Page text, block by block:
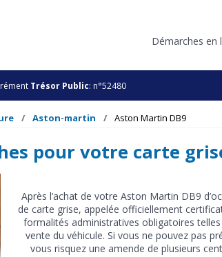
Démarches en
Trésor Public: n°52480
Aston-martin Aston Martin DB9
pour votre carte
Après l’achat de votre Aston Martin DB9
de carte grise, appelée officiellement
formalités administratives obligatoires
vente du véhicule. Si vous ne pouvez pas
vous risquez une amende de plusieurs